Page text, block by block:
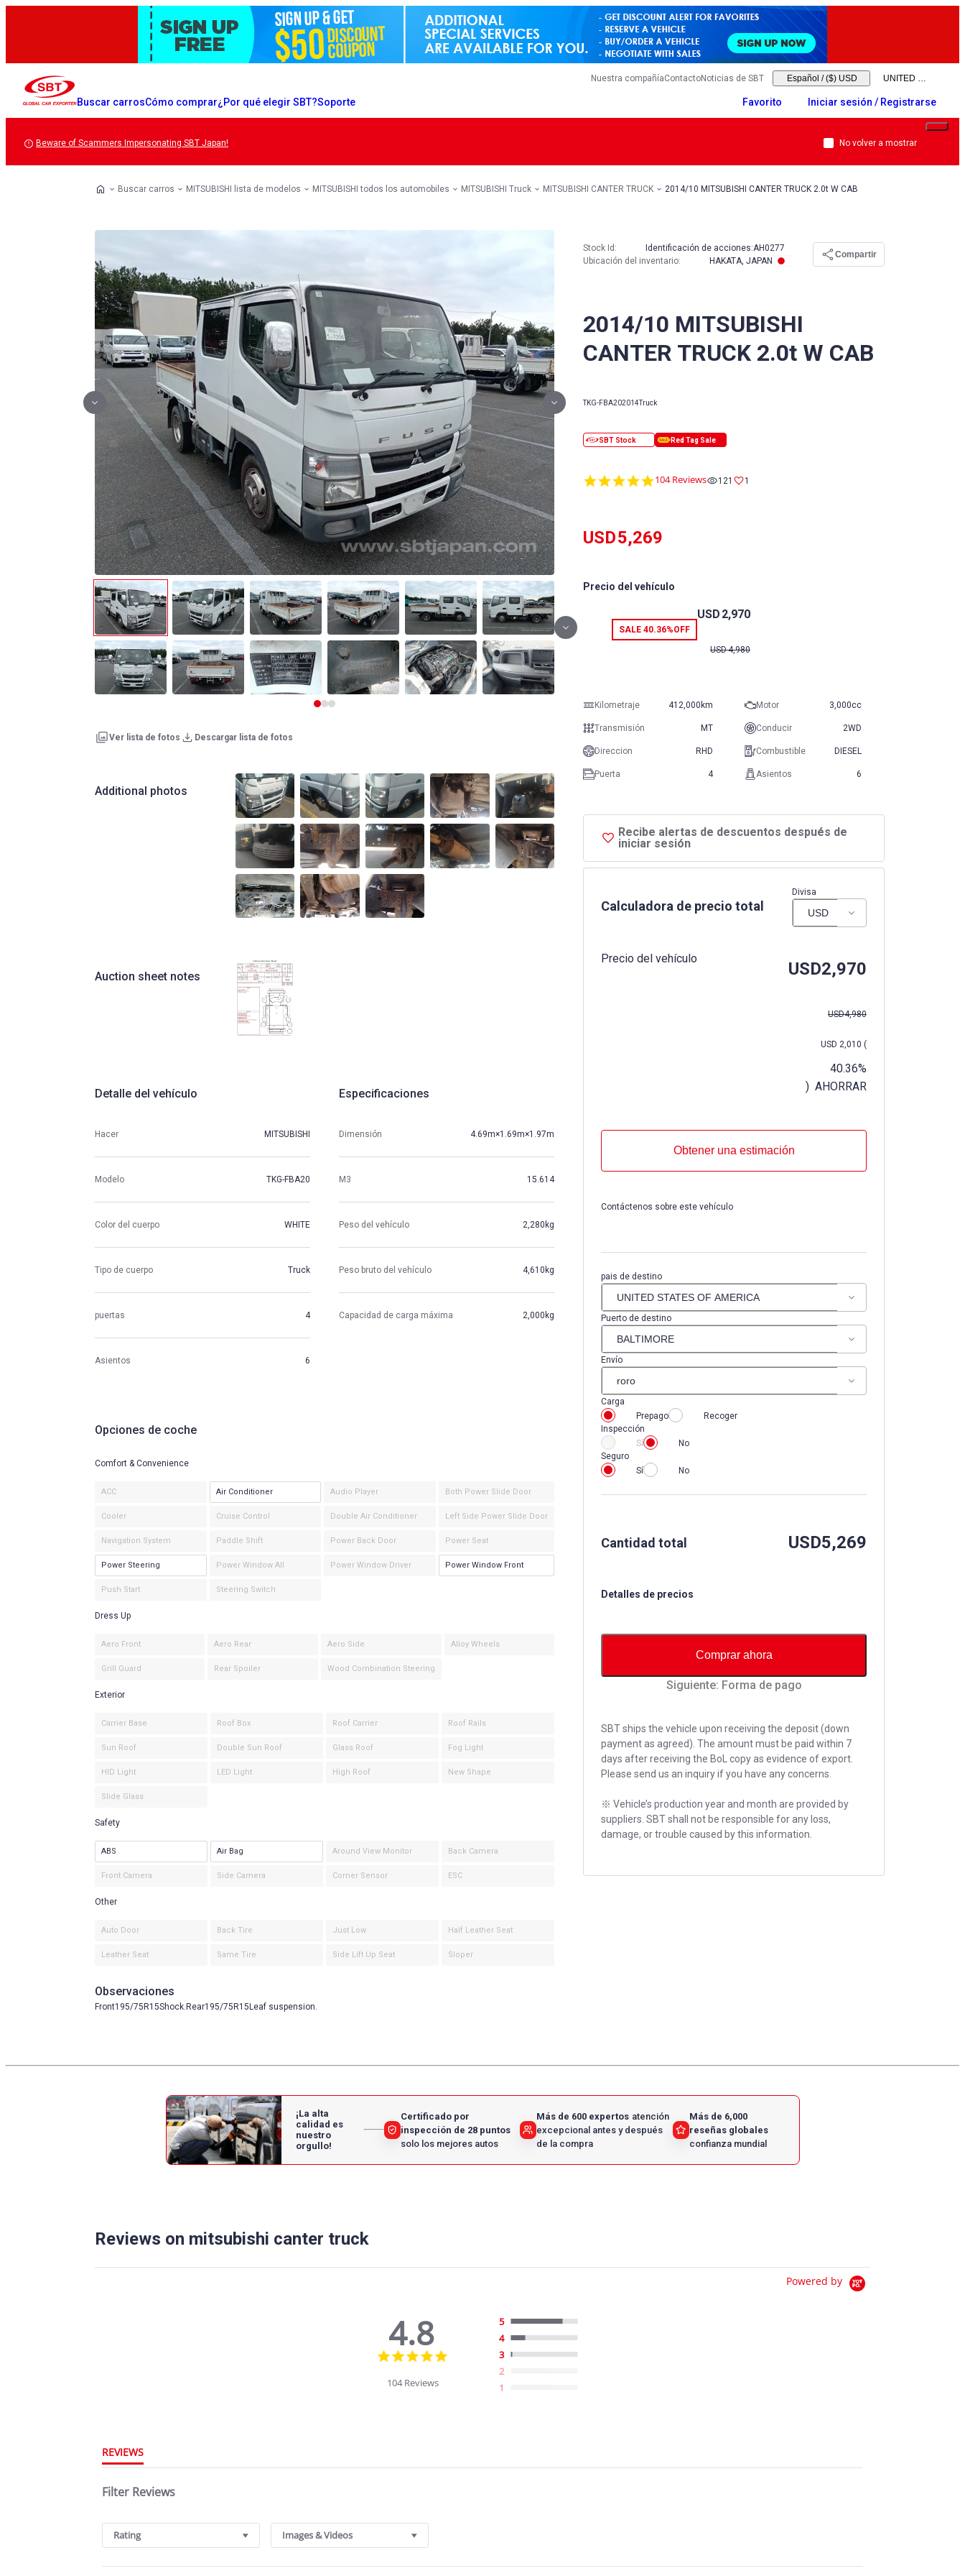
Buscar carrosCómo comprar¿Por qué elegir SBT?Soporte
Nuestra compañíaContactoNoticias de SBT Español / ($) USD
Favorito Iniciar sesión / Registrarse
Beware of Scammers Impersonating SBT Japan! No volver a mostrar
Buscar carros MITSUBISHI lista de modelos MITSUBISHI todos los automobiles MITSUBISHI Truck MITSUBISHI CANTER TRUCK 2014/10 MITSUBISHI CANTER TRUCK 2.0t W CAB
2014/10 MITSUBISHI
CANTER TRUCK 2.0t W CAB
TKG-FBA202014Truck
Stock Id: Identificación de acciones:AH0277
Ubicación del inventario: HAKATA, JAPAN
Compartir
Ver lista de fotos Descargar lista de fotos
4.8
104 Reviews 121 1
USD5,269
Precio del vehículo
SALE 40.36%OFF
USD 2,970
USD4,980
Recibe alertas de descuentos después de
iniciar sesión
Kilometraje 412,000km Motor 3,000cc
Transmisión MT Conducir 2WD
Direccion RHD Combustible DIESEL
Puerta 4 Asientos 6
Calculadora de precio total
Divisa
Precio del vehículo
USD2,970
USD4,980
USD 2,010 (
40.36%
) AHORRAR
Obtener una estimación
Contáctenos sobre este vehículo
pais de destino
Puerto de destino
Envío
Carga
Prepago
Recoger
Inspección
Sí
No
Seguro
Sí
No
Cantidad total USD5,269
Detalles de precios
Comprar ahora
Siguiente: Forma de pago
SBT ships the vehicle upon receiving the deposit (down
payment as agreed). The amount must be paid within 7
days after receiving the BoL copy as evidence of export.
Please send us an inquiry if you have any concerns.
※ Vehicle’s production year and month are provided by
suppliers. SBT shall not be responsible for any loss,
damage, or trouble caused by this information.
Additional photos
Auction sheet notes
Detalle del vehículo
Hacer MITSUBISHI
Modelo TKG-FBA20
Color del cuerpo WHITE
Tipo de cuerpo Truck
puertas 4
Asientos 6
Especificaciones
Dimensión 4.69m×1.69m×1.97m
M3 15.614
Peso del vehículo 2,280kg
Peso bruto del vehículo 4,610kg
Capacidad de carga máxima 2,000kg
Opciones de coche
Comfort & Convenience
ACC Air Conditioner Audio Player Both Power Slide Door
Cooler Cruise Control Double Air Conditioner Left Side Power Slide Door
Navigation System Paddle Shift Power Back Door Power Seat
Power Steering Power Window All Power Window Driver Power Window Front
Push Start Steering Switch
Dress Up
Aero Front Aero Rear Aero Side Alloy Wheels
Grill Guard Rear Spoiler Wood Combination Steering
Exterior
Carrier Base Roof Box Roof Carrier Roof Rails
Sun Roof Double Sun Roof Glass Roof Fog Light
HID Light LED Light High Roof New Shape
Slide Glass
Safety
ABS Air Bag Around View Monitor Back Camera
Front Camera Side Camera Corner Sensor ESC
Other
Auto Door Back Tire Just Low Half Leather Seat
Leather Seat Same Tire Side Lift Up Seat Sloper
Observaciones
Front195/75R15Shock.Rear195/75R15Leaf suspension.
¡La alta
calidad es
nuestro
orgullo!
Certificado por
inspección de 28 puntos
solo los mejores autos
Más de 600 expertos atención
excepcional antes y después
de la compra
Más de 6,000
reseñas globales
confianza mundial
Reviews on mitsubishi canter truck
Powered by
4.8
4.8
104 Reviews
5
4
3
2
1
REVIEWS
Filter Reviews
Rating Images & Videos